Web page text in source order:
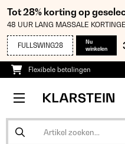
Tot 28% korting op
48 UUR LANG MASSALE
FULLSWING28
Nu
winkelen
Flexibele betalingen